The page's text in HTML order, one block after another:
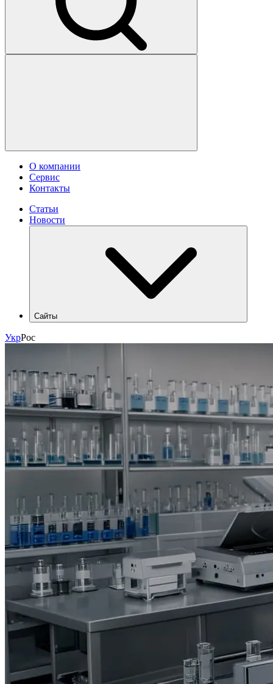
О компании
Сервис
Контакты
Статьи
Новости
Сайты
ecomonitoring.hlr.ua
apk.hlr.ua
УкрРос